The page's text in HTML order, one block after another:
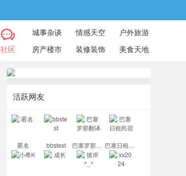
社区
城事杂谈 情感天空
户外旅游
房产楼市
装修装饰 美食天地
活跃网友
匿名 bbstest 巴塞罗那翻译 巴塞日租民宿